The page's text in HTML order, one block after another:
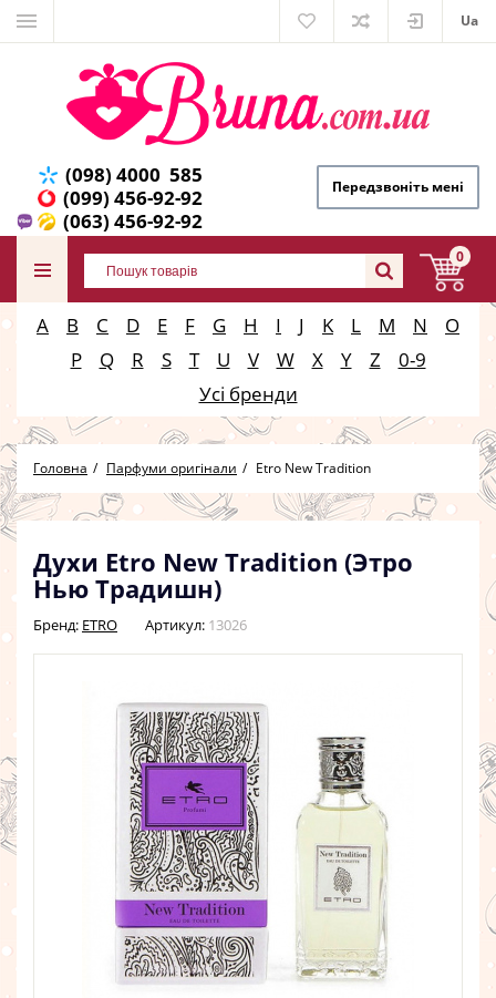
Ua
(098) 4000 585
(099) 456-92-92
(063) 456-92-92
Передзвоніть мені
0
A B C D E F G H I J K L M N
O
P
Q R S T U V W X Y Z
0-9
Усі бренди
Головна Парфуми оригінали Etro New Tradition
Духи Etro New Tradition (Этро
Нью Традишн)
Бренд: ETRO Артикул: 13026